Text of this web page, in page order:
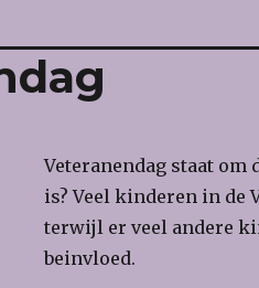
Veteranendag staat om
is? Veel kinderen in de
terwijl er veel andere
beinvloed.